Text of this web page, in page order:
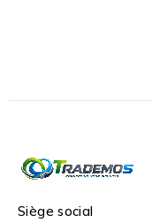
Siège social